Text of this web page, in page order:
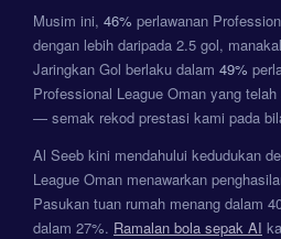
Musim ini, 46% perlawanan
dengan lebih daripada 2.5 gol,
Jaringkan Gol berlaku dalam 49%
Professional League Oman yang
— semak rekod prestasi kami pada
Al Seeb kini mendahului kedudukan
League Oman menawarkan
Pasukan tuan rumah menang dalam
dalam 27%. Ramalan bola sepak AI